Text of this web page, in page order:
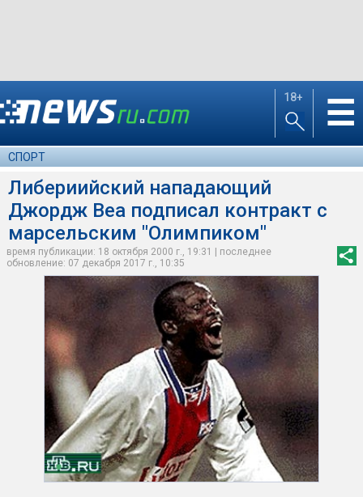
18+ ☰
СПОРТ
Либериийский нападающий
Джордж Веа подписал контракт с
марсельским "Олимпиком"
время публикации: 18 октября 2000 г., 19:31 | последнее
обновление: 07 декабря 2017 г., 10:35